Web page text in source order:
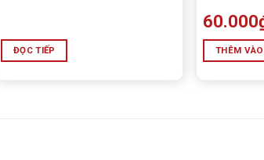
ĐỌC TIẾP
60.000
THÊM